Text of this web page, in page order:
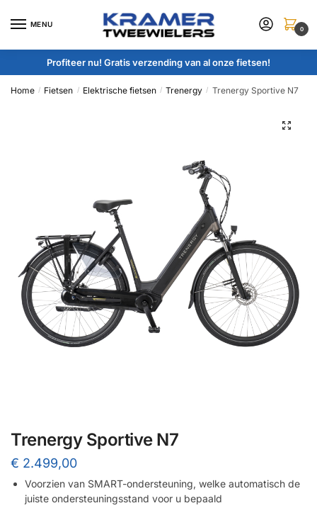
MENU
0
Profiteer nu! Gratis verzending van al onze fietsen!
Home / Fietsen / Elektrische fietsen / Trenergy / Trenergy Sportive N7
🔍
Trenergy Sportive N7
€ 2.499,00
Voorzien van SMART-ondersteuning, welke automatisch de
juiste ondersteuningsstand voor u bepaald